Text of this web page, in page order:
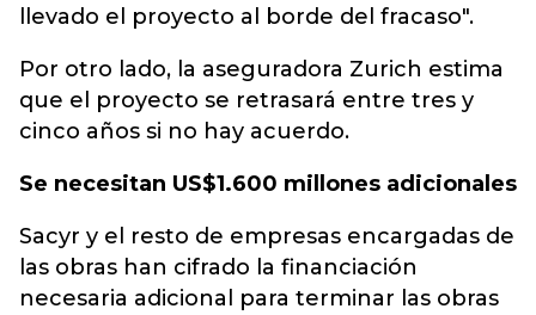
llevado el proyecto al borde del fracaso".
Por otro lado, la aseguradora Zurich estima
que el proyecto se retrasará entre tres y
cinco años si no hay acuerdo.
Se necesitan US$1.600 millones adicionales
Sacyr y el resto de empresas encargadas de
las obras han cifrado la financiación
necesaria adicional para terminar las obras